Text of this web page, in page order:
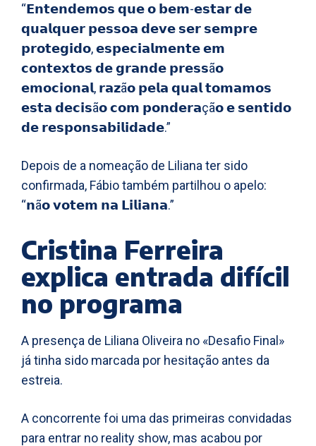
“𝗘𝗻𝘁𝗲𝗻𝗱𝗲𝗺𝗼𝘀 𝗾𝘂𝗲 𝗼 𝗯𝗲𝗺-𝗲𝘀𝘁𝗮𝗿 𝗱𝗲
𝗾𝘂𝗮𝗹𝗾𝘂𝗲𝗿 𝗽𝗲𝘀𝘀𝗼𝗮 𝗱𝗲𝘃𝗲 𝘀𝗲𝗿 𝘀𝗲𝗺𝗽𝗿𝗲
𝗽𝗿𝗼𝘁𝗲𝗴𝗶𝗱𝗼, 𝗲𝘀𝗽𝗲𝗰𝗶𝗮𝗹𝗺𝗲𝗻𝘁𝗲 𝗲𝗺
𝗰𝗼𝗻𝘁𝗲𝘅𝘁𝗼𝘀 𝗱𝗲 𝗴𝗿𝗮𝗻𝗱𝗲 𝗽𝗿𝗲𝘀𝘀ã𝗼
𝗲𝗺𝗼𝗰𝗶𝗼𝗻𝗮𝗹, 𝗿𝗮𝘇ã𝗼 𝗽𝗲𝗹𝗮 𝗾𝘂𝗮𝗹 𝘁𝗼𝗺𝗮𝗺𝗼𝘀
𝗲𝘀𝘁𝗮 𝗱𝗲𝗰𝗶𝘀ã𝗼 𝗰𝗼𝗺 𝗽𝗼𝗻𝗱𝗲𝗿𝗮çã𝗼 𝗲 𝘀𝗲𝗻𝘁𝗶𝗱𝗼
𝗱𝗲 𝗿𝗲𝘀𝗽𝗼𝗻𝘀𝗮𝗯𝗶𝗹𝗶𝗱𝗮𝗱𝗲.”
Depois de a nomeação de Liliana ter sido
confirmada, Fábio também partilhou o apelo:
“𝗻ã𝗼 𝘃𝗼𝘁𝗲𝗺 𝗻𝗮 𝗟𝗶𝗹𝗶𝗮𝗻𝗮.”
Cristina Ferreira
explica entrada difícil
no programa
A presença de Liliana Oliveira no «Desafio Final»
já tinha sido marcada por hesitação antes da
estreia.
A concorrente foi uma das primeiras convidadas
para entrar no reality show, mas acabou por